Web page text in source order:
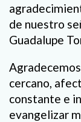
de nuestro
Guadalupe
cercano,
constante e
evangelizar